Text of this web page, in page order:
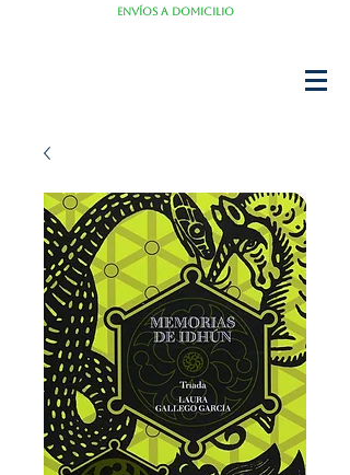
Envíos a domicilio